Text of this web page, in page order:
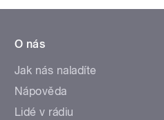
O nás
Jak nás naladíte
Nápověda
Lidé v rádiu